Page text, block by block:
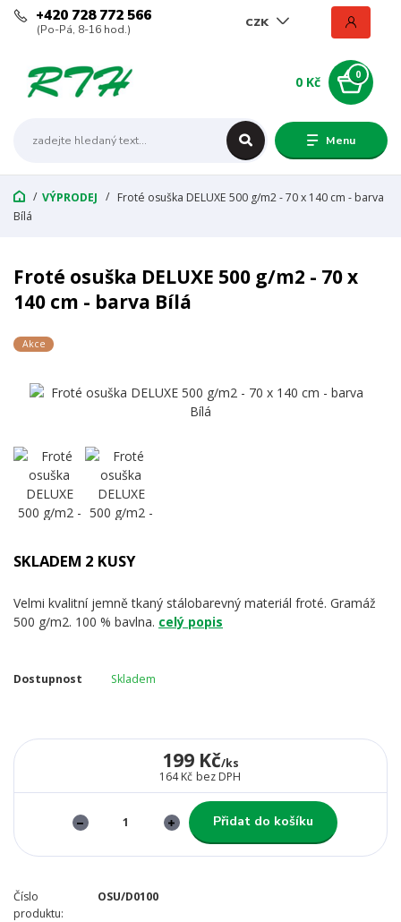
Menu
CZK
+420 728 772 566
(Po-Pá, 8-16 hod.)
0
0 Kč
VÝPRODEJ
Froté osuška DELUXE 500 g/m2 - 70 x 140 cm - barva
Bílá
Froté osuška DELUXE 500 g/m2 - 70 x
140 cm - barva Bílá
Akce
SKLADEM 2 KUSY
Velmi kvalitní jemně tkaný stálobarevný materiál froté. Gramáž
500 g/m2. 100 % bavlna. celý popis
Dostupnost Skladem
199 Kč/ks
164 Kč bez DPH
Přidat do košíku
Číslo
produktu:
OSU/D0100